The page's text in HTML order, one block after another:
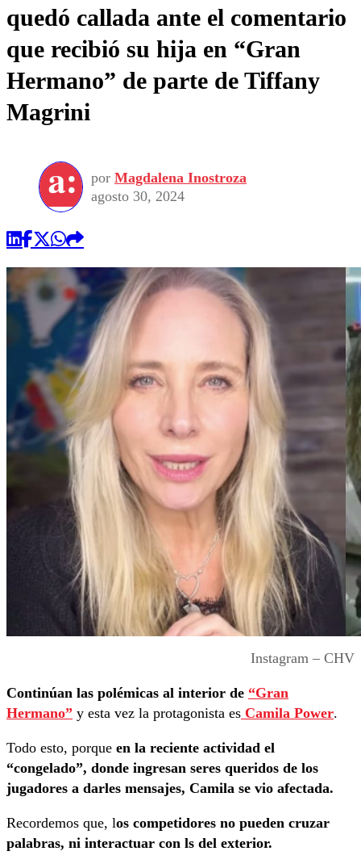
quedó callada ante el comentario
que recibió su hija en “Gran
Hermano” de parte de Tiffany
Magrini
por Magdalena Inostroza
agosto 30, 2024
Instagram – CHV
Continúan las polémicas al interior de “Gran
Hermano” y esta vez la protagonista es Camila Power.
Todo esto, porque en la reciente actividad el
“congelado”, donde ingresan seres queridos de los
jugadores a darles mensajes, Camila se vio afectada.
Recordemos que, los competidores no pueden cruzar
palabras, ni interactuar con ls del exterior.